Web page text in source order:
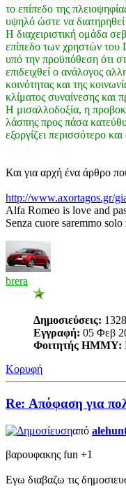
το επίπεδο της
υψηλό ώστε να
Η διαχειριστική ομάδα
επίπεδο των χρηστών του
υπό την προϋπόθεση ότι
επιδειχθεί ο ανάλογος
κοινότητας και της
κλίματος συναίνεσης και
Η μισαλλοδοξία, η
λάσπης προς πάσα
εξοργίζει περισσότερο
Και για αρχή ένα άρθρο
http://www.axortagos.gr/
Alfa Romeo is love and
Senza cuore saremmo
brera
Δημοσιεύσεις: 1328
Εγγραφή: 05 Φεβ
Φοιτητής ΗΜΜΥ:
Κορυφή
Re: Απόφαση για
από
βαρουφακης fun +1
Εγω διαβαζω τις